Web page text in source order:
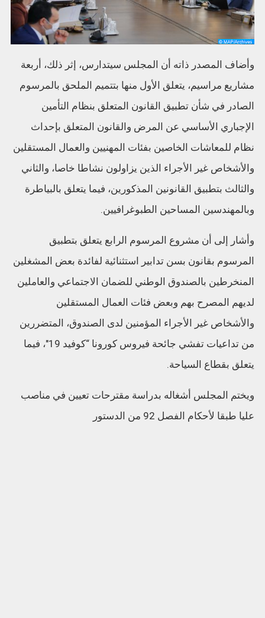
وأضاف المصدر ذاته أن المجلس سيتدارس، إثر ذلك، أربعة
مشاريع مراسيم، يتعلق الأول منها بتتميم الملحق بالمرسوم
الصادر في شأن تطبيق القانون المتعلق بنظام التأمين
الإجباري الأساسي عن المرض والقانون المتعلق بإحداث
نظام للمعاشات الخاصين بفئات المهنيين والعمال المستقلين
والأشخاص غير الأجراء الذين يزاولون نشاطا خاصا، والثاني
والثالث بتطبيق القانونين المذكورين، فيما يتعلق بالبياطرة
وبالمهندسين المساحين الطبوغرافيين.
وأشار إلى أن مشروع المرسوم الرابع يتعلق بتطبيق
المرسوم بقانون بسن تدابير استثنائية لفائدة بعض المشغلين
المنخرطين بالصندوق الوطني للضمان الاجتماعي والعاملين
لديهم المصرح بهم وبعض فئات العمال المستقلين
والأشخاص غير الأجراء المؤمنين لدى الصندوق، المتضررين
من تداعيات تفشي جائحة فيروس كورونا “كوفيد 19″، فيما
يتعلق بقطاع السياحة.
ويختم المجلس أشغاله بدراسة مقترحات تعيين في مناصب
عليا طبقا لأحكام الفصل 92 من الدستور